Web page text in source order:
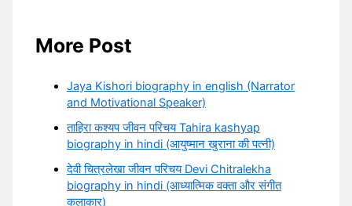
More Post
Jaya Kishori biography in english (Narrator
and Motivational Speaker)
ताहिरा कश्यप जीवन परिचय Tahira kashyap
biography in hindi (आयुष्मान खुराना की पत्नी)
देवी चित्रलेखा जीवन परिचय Devi Chitralekha
biography in hindi (आध्यात्मिक वक्ता और संगीत
कलाकार)